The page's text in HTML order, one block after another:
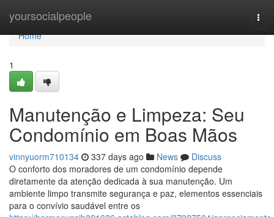
yoursocialpeople
Home
Home
1
Manutenção e Limpeza: Seu
Condomínio em Boas Mãos
vinnyuorm710134 337 days ago News
Discuss
O conforto dos moradores de um condomínio depende
diretamente da atenção dedicada à sua manutenção. Um
ambiente limpo transmite segurança e paz, elementos essenciais
para o convívio saudável entre os